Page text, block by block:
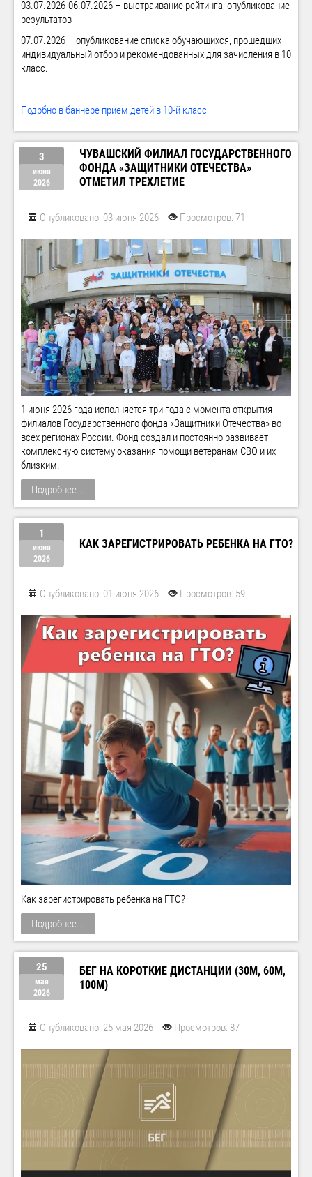
03.07.2026-06.07.2026 – выстраивание рейтинга, опубликование
результатов
07.07.2026 – опубликование списка обучающихся, прошедших
индивидуальный отбор и рекомендованных для зачисления в 10
класс.
Подрбно в баннере прием детей в 10-й класс
3
июня
2026
ЧУВАШСКИЙ ФИЛИАЛ ГОСУДАРСТВЕННОГО
ФОНДА «ЗАЩИТНИКИ ОТЕЧЕСТВА»
ОТМЕТИЛ ТРЕХЛЕТИЕ
Опубликовано: 03 июня 2026 Просмотров: 71
1 июня 2026 года исполняется три года с момента открытия
филиалов Государственного фонда «Защитники Отечества» во
всех регионах России. Фонд создал и постоянно развивает
комплексную систему оказания помощи ветеранам СВО и их
близким.
Подробнее...
1
июня
2026
КАК ЗАРЕГИСТРИРОВАТЬ РЕБЕНКА НА ГТО?
Опубликовано: 01 июня 2026 Просмотров: 59
Как зарегистрировать ребенка на ГТО?
Подробнее...
25
мая
2026
БЕГ НА КОРОТКИЕ ДИСТАНЦИИ (30М, 60М,
100М)
Опубликовано: 25 мая 2026 Просмотров: 87